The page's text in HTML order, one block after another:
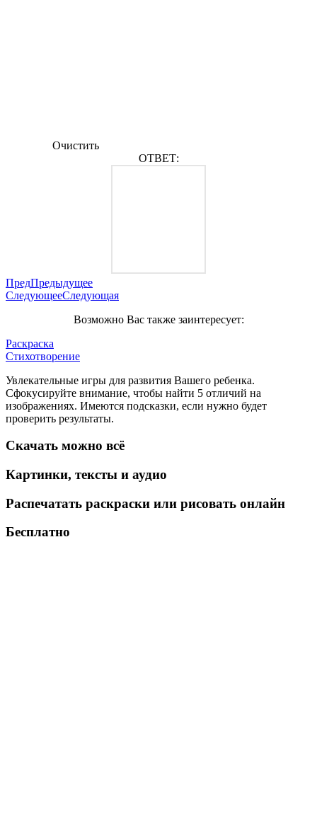
Очистить
ОТВЕТ:
ПредПредыдущее
СледующееСледующая
Возможно Вас также заинтересует:
Раскраска
Стихотворение
Увлекательные игры для развития Вашего ребенка.
Сфокусируйте внимание, чтобы найти 5 отличий на
изображениях. Имеются подсказки, если нужно будет
проверить результаты.
Скачать можно всё
Картинки, тексты и аудио
Распечатать раскраски или рисовать онлайн
Бесплатно